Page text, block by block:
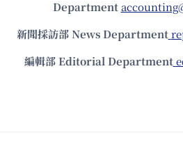
Department
新聞採訪部 News Department
編輯部 Editorial Department